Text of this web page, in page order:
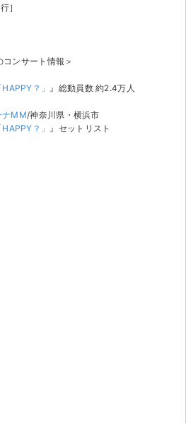
］
ンサート情報＞
？」
』総動員数 約2.4万人
ナMM/神奈川県・横浜市
？」
』セットリスト